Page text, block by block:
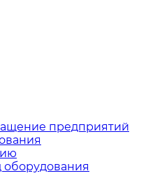
предприятий